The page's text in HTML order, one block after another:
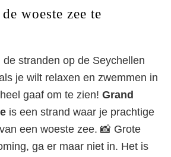
woeste zee te
stranden op de Seychellen
je wilt relaxen en zwemmen in
gaaf om te zien! Grand
is een strand waar je prachtige
een woeste zee. 📸 Grote
ga er maar niet in. Het is